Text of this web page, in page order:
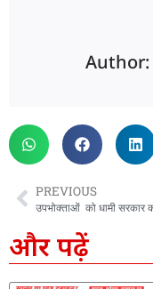
Author:
PREVIOUS
और पढ़ें